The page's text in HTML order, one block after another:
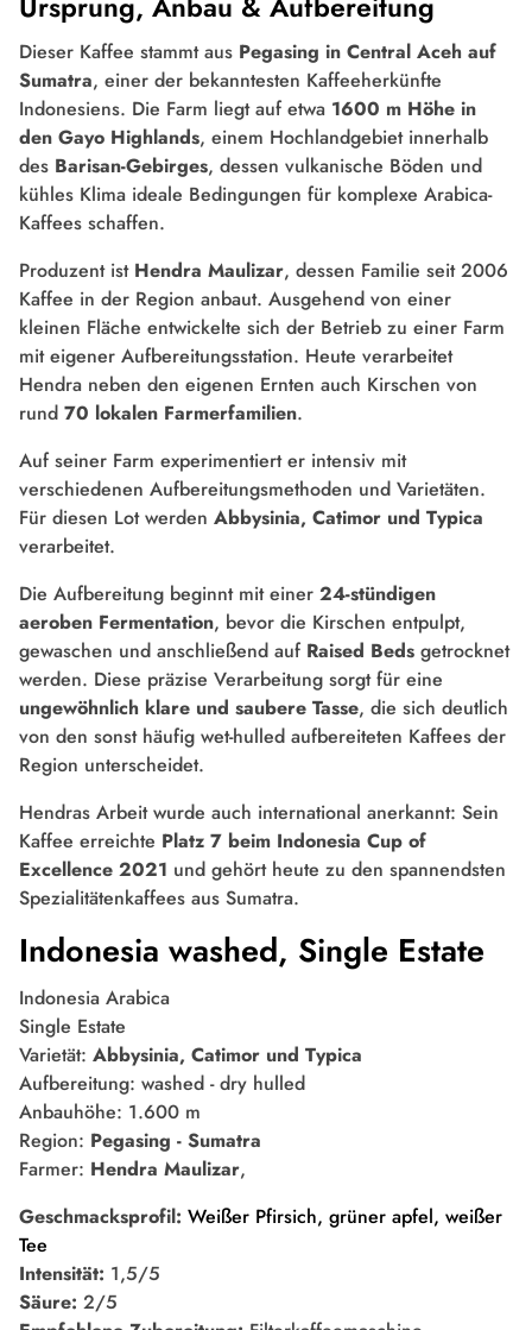
Dieser Kaffee stammt aus Pegasing in Central Aceh auf
Sumatra, einer der bekanntesten Kaffeeherkünfte
Indonesiens. Die Farm liegt auf etwa 1600 m Höhe in
den Gayo Highlands, einem Hochlandgebiet innerhalb
des Barisan-Gebirges, dessen vulkanische Böden und
kühles Klima ideale Bedingungen für komplexe Arabica-
Kaffees schaffen.
Produzent ist Hendra Maulizar, dessen Familie seit 2006
Kaffee in der Region anbaut. Ausgehend von einer
kleinen Fläche entwickelte sich der Betrieb zu einer Farm
mit eigener Aufbereitungsstation. Heute verarbeitet
Hendra neben den eigenen Ernten auch Kirschen von
rund 70 lokalen Farmerfamilien.
Auf seiner Farm experimentiert er intensiv mit
verschiedenen Aufbereitungsmethoden und Varietäten.
Für diesen Lot werden Abbysinia, Catimor und Typica
verarbeitet.
Die Aufbereitung beginnt mit einer 24-stündigen
aeroben Fermentation, bevor die Kirschen entpulpt,
gewaschen und anschließend auf Raised Beds getrocknet
werden. Diese präzise Verarbeitung sorgt für eine
ungewöhnlich klare und saubere Tasse, die sich deutlich
von den sonst häufig wet-hulled aufbereiteten Kaffees der
Region unterscheidet.
Hendras Arbeit wurde auch international anerkannt: Sein
Kaffee erreichte Platz 7 beim Indonesia Cup of
Excellence 2021 und gehört heute zu den spannendsten
Spezialitätenkaffees aus Sumatra.
Indonesia washed, Single Estate
Indonesia Arabica
Single Estate
Varietät: Abbysinia, Catimor und Typica
Aufbereitung: washed - dry hulled
Anbauhöhe: 1.600 m
Region: Pegasing - Sumatra
Farmer: Hendra Maulizar,
Geschmacksprofil: Weißer Pfirsich, grüner apfel, weißer
Tee
Intensität: 1,5/5
Säure: 2/5